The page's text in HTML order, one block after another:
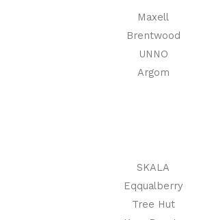
Maxell
Brentwood
UNNO
Argom
SKALA
Eqqualberry
Tree Hut